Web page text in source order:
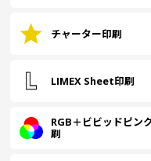
チャーター印刷
LIMEX Sheet印刷
RGB＋ビビッドピン
刷